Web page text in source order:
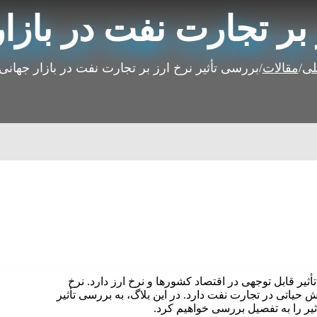
تجارت نفت در
/مقالات/بررسی تأثیر نرخ ارز بر تجارت نفت در بازار
قابل توجهی در اقتصاد کشورها و نرخ ارز دارد. نرخ
در تجارت نفت دارد. در این بلاگ، به بررسی تأثیر
را به تفصیل بررسی خواهیم کرد.